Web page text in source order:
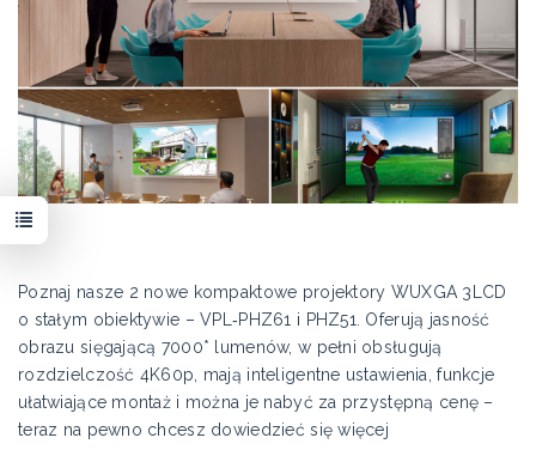
Poznaj nasze 2 nowe kompaktowe projektory WUXGA 3LCD
o stałym obiektywie – VPL‑PHZ61 i PHZ51. Oferują jasność
obrazu sięgającą 7000* lumenów, w pełni obsługują
rozdzielczość 4K60p, mają inteligentne ustawienia, funkcje
ułatwiające montaż i można je nabyć za przystępną cenę –
teraz na pewno chcesz dowiedzieć się więcej